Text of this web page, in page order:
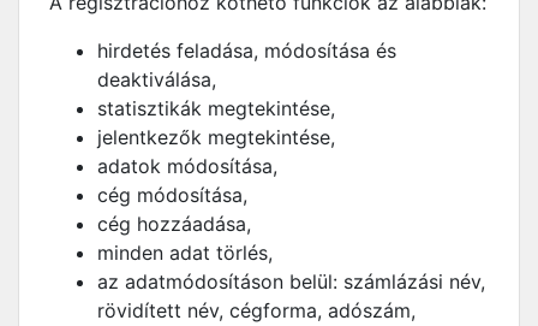
hirdetés feladása, módosítása és
deaktiválása,
statisztikák megtekintése,
jelentkezők megtekintése,
adatok módosítása,
cég módosítása,
cég hozzáadása,
minden adat törlés,
az adatmódosításon belül: számlázási név,
rövidített név, cégforma, adószám,